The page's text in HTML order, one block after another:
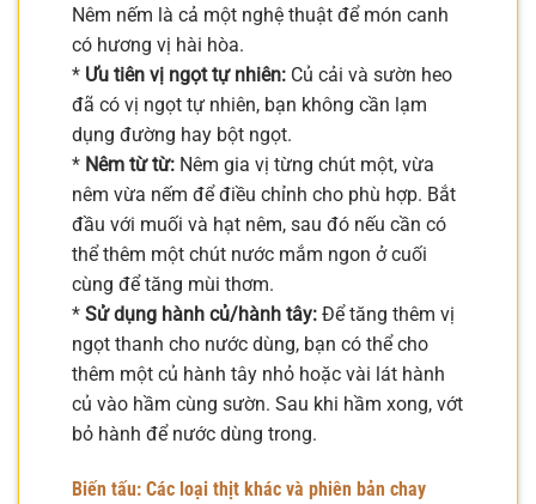
Nêm nếm là cả một nghệ thuật để món canh
có hương vị hài hòa.
* Ưu tiên vị ngọt tự nhiên: Củ cải và sườn heo
đã có vị ngọt tự nhiên, bạn không cần lạm
dụng đường hay bột ngọt.
* Nêm từ từ: Nêm gia vị từng chút một, vừa
nêm vừa nếm để điều chỉnh cho phù hợp. Bắt
đầu với muối và hạt nêm, sau đó nếu cần có
thể thêm một chút nước mắm ngon ở cuối
cùng để tăng mùi thơm.
* Sử dụng hành củ/hành tây: Để tăng thêm vị
ngọt thanh cho nước dùng, bạn có thể cho
thêm một củ hành tây nhỏ hoặc vài lát hành
củ vào hầm cùng sườn. Sau khi hầm xong, vớt
bỏ hành để nước dùng trong.
Biến tấu: Các loại thịt khác và phiên bản chay